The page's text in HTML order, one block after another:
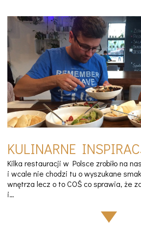
KULINARNE
Kilka restauracji w Polsce zrobiło na
i wcale nie chodzi tu o wyszukane
wnętrza lecz o to COŚ co sprawia, że
i…